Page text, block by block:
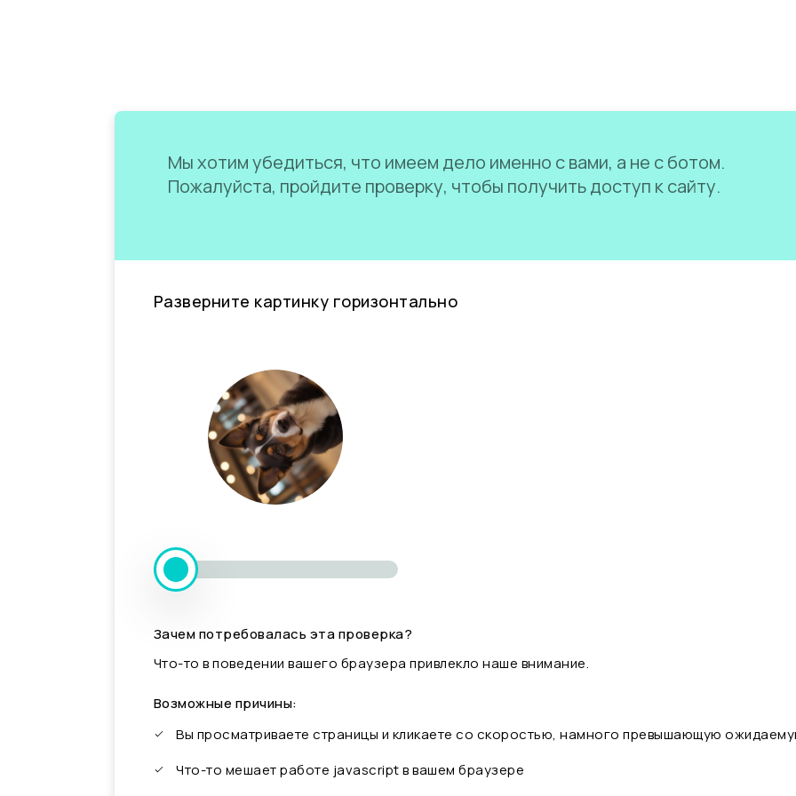
Мы хотим убедиться, что имеем дело именно с вами, а не с ботом.
Пожалуйста, пройдите проверку, чтобы получить доступ к сайту.
Разверните картинку горизонтально
Зачем потребовалась эта проверка?
Что-то в поведении вашего браузера привлекло наше внимание.
Возможные причины:
Вы просматриваете страницы и кликаете со скоростью, намного превышающую
Что-то мешает работе javascript в вашем браузере